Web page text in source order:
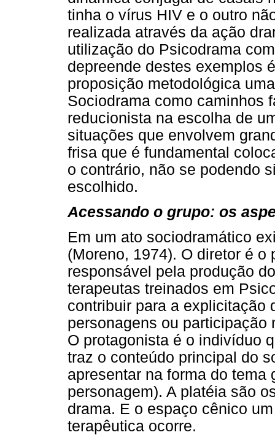
tinha o vírus HIV e o outro
realizada através da ação
utilização do Psicodrama
depreende destes exemplos
proposição metodológica
Sociodrama como caminhos
reducionista na escolha de
situações que envolvem
frisa que é fundamental
o contrário, não se podendo
escolhido.
Acessando o grupo: os
Em um ato sociodramático
(Moreno, 1974). O diretor é
responsável pela produção
terapeutas treinados em
contribuir para a explicitação
personagens ou
O protagonista é o indivíduo
traz o conteúdo principal do
apresentar na forma do tema
personagem). A platéia são
drama. E o espaço cênico
terapêutica ocorre.